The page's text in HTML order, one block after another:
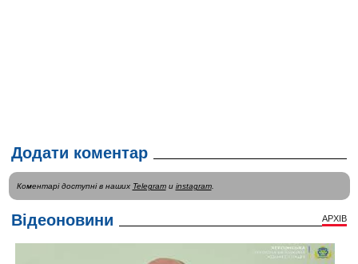
Додати коментар
Коментарі доступні в наших Telegramи instagram.
Відеоновини АРХІВ